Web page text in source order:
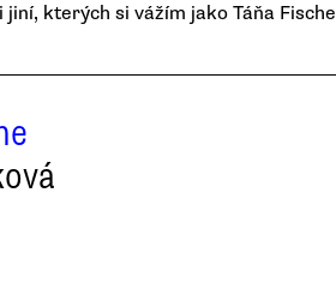
kterých si vážím jako Táňa